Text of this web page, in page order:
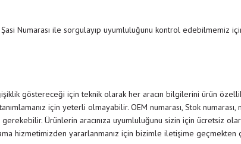
Numarası ile sorgulayıp uyumluluğunu kontrol edebilmemiz
göstereceği için teknik olarak her aracın bilgilerini ürün
için yeterli olmayabilir. OEM numarası, Stok
gerekebilir. Ürünlerin aracınıza uyumluluğunu sizin için ücretsiz
hizmetimizden yararlanmanız için bizimle iletişime geçmekten